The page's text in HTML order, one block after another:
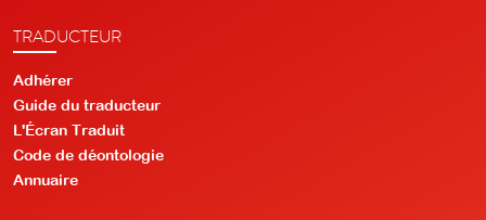
TRADUCTEUR
Adhérer
Guide du traducteur
L'Écran Traduit
Code de déontologie
Annuaire